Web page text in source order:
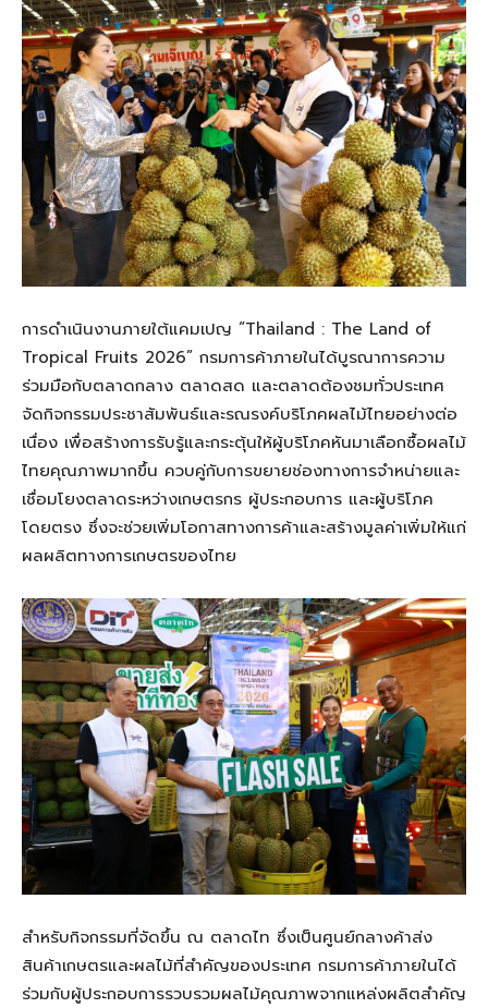
การดำเนินงานภายใต้แคมเปญ “Thailand : The Land of
Tropical Fruits 2026” กรมการค้าภายในได้บูรณาการความ
ร่วมมือกับตลาดกลาง ตลาดสด และตลาดต้องชมทั่วประเทศ
จัดกิจกรรมประชาสัมพันธ์และรณรงค์บริโภคผลไม้ไทยอย่างต่อ
เนื่อง เพื่อสร้างการรับรู้และกระตุ้นให้ผู้บริโภคหันมาเลือกซื้อผลไม้
ไทยคุณภาพมากขึ้น ควบคู่กับการขยายช่องทางการจำหน่ายและ
เชื่อมโยงตลาดระหว่างเกษตรกร ผู้ประกอบการ และผู้บริโภค
โดยตรง ซึ่งจะช่วยเพิ่มโอกาสทางการค้าและสร้างมูลค่าเพิ่มให้แก่
ผลผลิตทางการเกษตรของไทย
สำหรับกิจกรรมที่จัดขึ้น ณ ตลาดไท ซึ่งเป็นศูนย์กลางค้าส่ง
สินค้าเกษตรและผลไม้ที่สำคัญของประเทศ กรมการค้าภายในได้
ร่วมกับผู้ประกอบการรวบรวมผลไม้คุณภาพจากแหล่งผลิตสำคัญ